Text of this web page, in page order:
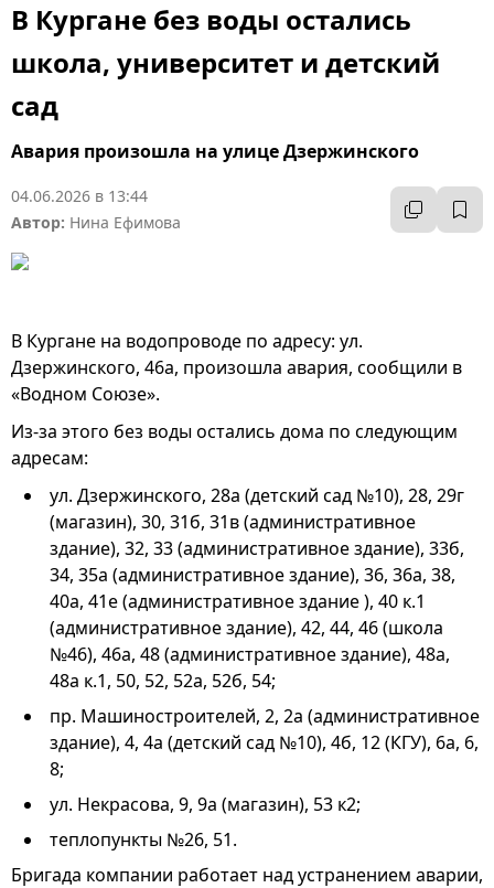
В Кургане без воды остались
школа, университет и детский
сад
Авария произошла на улице Дзержинского
04.06.2026 в 13:44
Автор: Нина Ефимова
В Кургане на водопроводе по адресу: ул.
Дзержинского, 46а, произошла авария, сообщили в
«Водном Союзе».
Из-за этого без воды остались дома по следующим
адресам:
ул. Дзержинского, 28а (детский сад №10), 28, 29г
(магазин), 30, 31б, 31в (административное
здание), 32, 33 (административное здание), 33б,
34, 35а (административное здание), 36, 36а, 38,
40а, 41е (административное здание ), 40 к.1
(административное здание), 42, 44, 46 (школа
№46), 46а, 48 (административное здание), 48а,
48а к.1, 50, 52, 52а, 52б, 54;
пр. Машиностроителей, 2, 2а (административное
здание), 4, 4а (детский сад №10), 4б, 12 (КГУ), 6а, 6,
8;
ул. Некрасова, 9, 9а (магазин), 53 к2;
теплопункты №26, 51.
Бригада компании работает над устранением аварии,